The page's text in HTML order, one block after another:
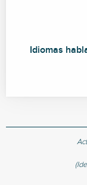
Idiomas
Idiomas